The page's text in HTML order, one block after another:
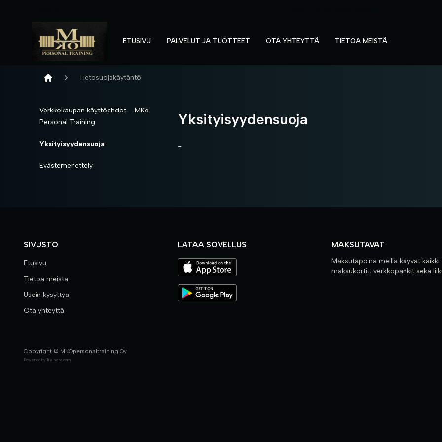
ETUSIVU PALVELUT JA TUOTTEET OTA YHTEYTTÄ TIETOA MEISTÄ
Tietosuojakäytäntö
Verkkokaupan käyttöehdot – MKo
Personal Training
Yksityisyydensuoja
Evästemenettely
Yksityisyydensuoja
-
SIVUSTO
Etusivu
Tietoa meistä
Usein kysyttyä
Ota yhteyttä
LATAA SOVELLUS MAKSUTAVAT
Maksutapoina meillä käyvät
maksukortit, verkkopankit sekä
Copyright © MKOpersonaltraining Oy
Powered by Trainero.com